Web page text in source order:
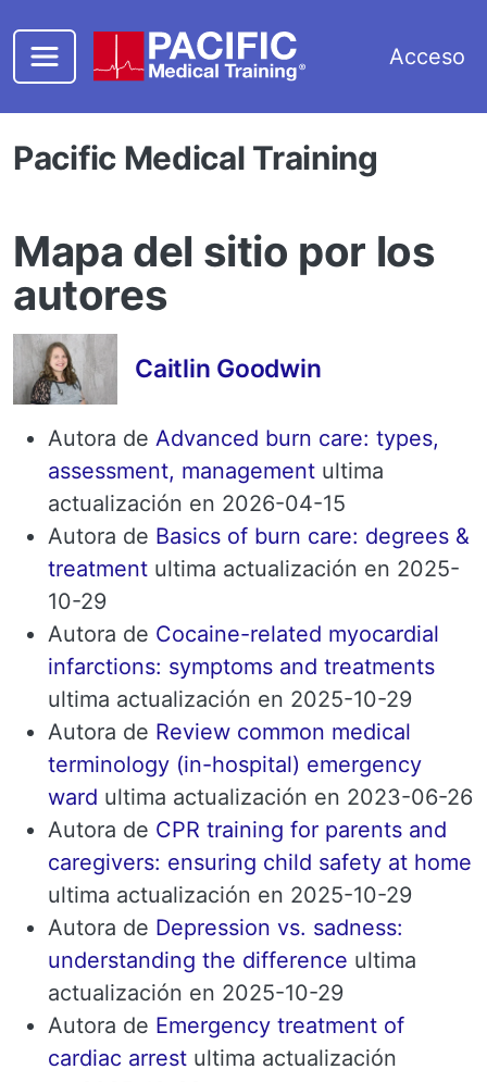
Acceso
Pacific Medical Training
Mapa del sitio por los
autores
Caitlin Goodwin
Autora de Advanced burn care: types,
assessment, management ultima
actualización en 2026-04-15
Autora de Basics of burn care: degrees &
treatment ultima actualización en 2025-
10-29
Autora de Cocaine-related myocardial
infarctions: symptoms and treatments
ultima actualización en 2025-10-29
Autora de Review common medical
terminology (in-hospital) emergency
ward ultima actualización en 2023-06-26
Autora de CPR training for parents and
caregivers: ensuring child safety at home
ultima actualización en 2025-10-29
Autora de Depression vs. sadness:
understanding the difference ultima
actualización en 2025-10-29
Autora de Emergency treatment of
cardiac arrest ultima actualización